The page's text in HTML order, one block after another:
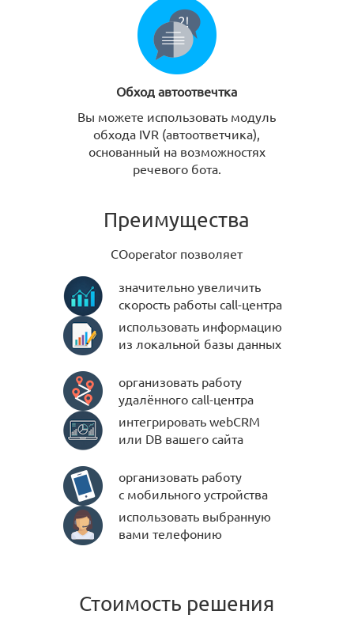
Обход автоотвечтка
Вы можете использовать модуль
обхода IVR (автоответчика),
основанный на возможностях
речевого бота.
Преимущества
COoperator позволяет
значительно увеличить
скорость работы call-центра
использовать информацию
из локальной базы данных
организовать работу
удалённого call-центра
интегрировать webCRM
или DB вашего сайта
организовать работу
с мобильного устройства
использовать выбранную
вами телефонию
Стоимость решения